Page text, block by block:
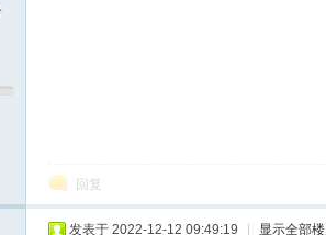
回复
发表于 2022-12-12 09:49:19 显示全部